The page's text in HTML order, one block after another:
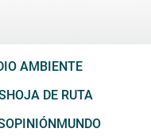
AMBIENTE
HOJA DE RUTA
OPINIÓNMUNDO